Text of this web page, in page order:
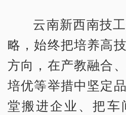
云南新西南技
略，始终把培养高
方向，在产教融合
培优等举措中坚定
堂搬进企业、把车